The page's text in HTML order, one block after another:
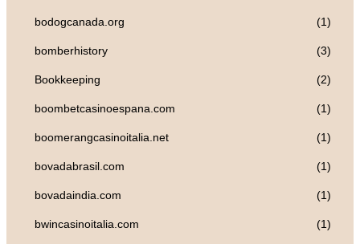
bodogcanada.org (1)
bomberhistory (3)
Bookkeeping (2)
boombetcasinoespana.com (1)
boomerangcasinoitalia.net (1)
bovadabrasil.com (1)
bovadaindia.com (1)
bwincasinoitalia.com (1)